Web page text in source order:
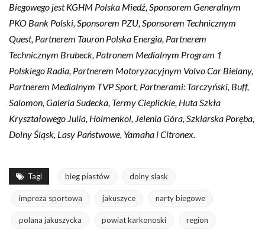
Biegowego jest KGHM Polska Miedź, Sponsorem Generalnym
PKO Bank Polski, Sponsorem PZU, Sponsorem Technicznym
Quest, Partnerem Tauron Polska Energia, Partnerem
Technicznym Brubeck, Patronem Medialnym Program 1
Polskiego Radia, Partnerem Motoryzacyjnym Volvo Car Bielany,
Partnerem Medialnym TVP Sport, Partnerami: Tarczyński, Buff,
Salomon, Galeria Sudecka, Termy Cieplickie, Huta Szkła
Kryształowego Julia, Holmenkol, Jelenia Góra, Szklarska Poręba,
Dolny Śląsk, Lasy Państwowe, Yamaha i Citronex.
Tagi bieg piastów dolny slask
impreza sportowa jakuszyce narty biegowe
polana jakuszycka powiat karkonoski region